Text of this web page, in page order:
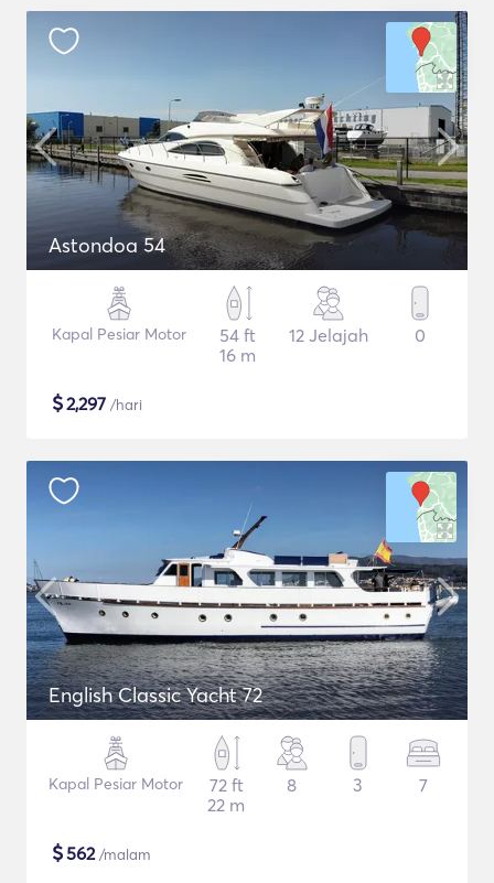
Astondoa 54
Kapal Pesiar Motor
54 ft
16 m
12 Jelajah 0
$2,297 /hari
English Classic Yacht 72
Kapal Pesiar Motor
72 ft
22 m
8 3 7
$562/malam